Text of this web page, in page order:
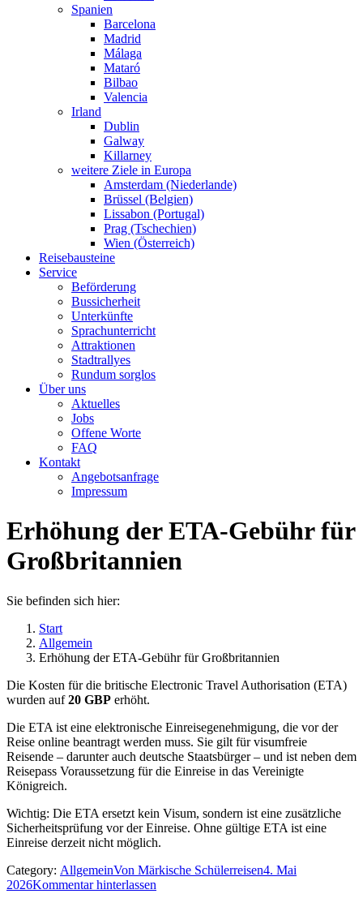
Spanien
Barcelona
Madrid
Málaga
Mataró
Bilbao
Valencia
Irland
Dublin
Galway
Killarney
weitere Ziele in Europa
Amsterdam (Niederlande)
Brüssel (Belgien)
Lissabon (Portugal)
Prag (Tschechien)
Wien (Österreich)
Reisebausteine
Service
Beförderung
Bussicherheit
Unterkünfte
Sprachunterricht
Attraktionen
Stadtrallyes
Rundum sorglos
Über uns
Aktuelles
Jobs
Offene Worte
FAQ
Kontakt
Angebotsanfrage
Impressum
Erhöhung der ETA-Gebühr für
Großbritannien
Sie befinden sich hier:
Start
Allgemein
Erhöhung der ETA-Gebühr für Großbritannien
Die Kosten für die britische Electronic Travel Authorisation (ETA)
wurden auf20 GBP erhöht.
Die ETA ist eine elektronische Einreisegenehmigung, die vor der
Reise online beantragt werden muss. Sie gilt für visumfreie
Reisende – darunter auch deutsche Staatsbürger – und ist neben dem
Reisepass Voraussetzung für die Einreise in das Vereinigte
Königreich.
Wichtig: Die ETA ersetzt kein Visum, sondern ist eine zusätzliche
Sicherheitsprüfung vor der Einreise. Ohne gültige ETA ist eine
Einreise derzeit nicht möglich.
Category: AllgemeinVon Märkische Schülerreisen4. Mai
2026Kommentar hinterlassen